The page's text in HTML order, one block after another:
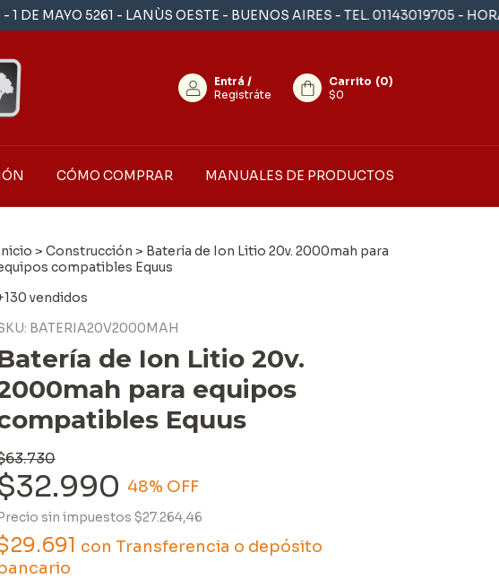
MAYO 5261 - LANÙS OESTE - BUENOS AIRES - TEL. 01143019705 -
Entrá /
Registráte
Carrito (0)
$0
CÓMO COMPRAR MANUALES DE PRODUCTOS
> Construcción > Batería de Ion Litio 20v. 2000mah para
compatibles Equus
vendidos
BATERIA20V2000MAH
de Ion Litio 20v.
para equipos
Equus
48% OFF
sin impuestos $27.264,46
con Transferencia o depósito